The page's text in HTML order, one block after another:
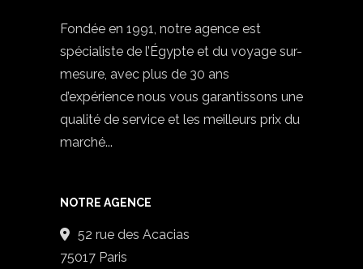
Fondée en 1991, notre agence est
spécialiste de l’Égypte et du voyage sur-
mesure, avec plus de 30 ans
d’expérience nous vous garantissons une
qualité de service et les meilleurs prix du
marché...
NOTRE AGENCE
52 rue des Acacias
75017 Paris